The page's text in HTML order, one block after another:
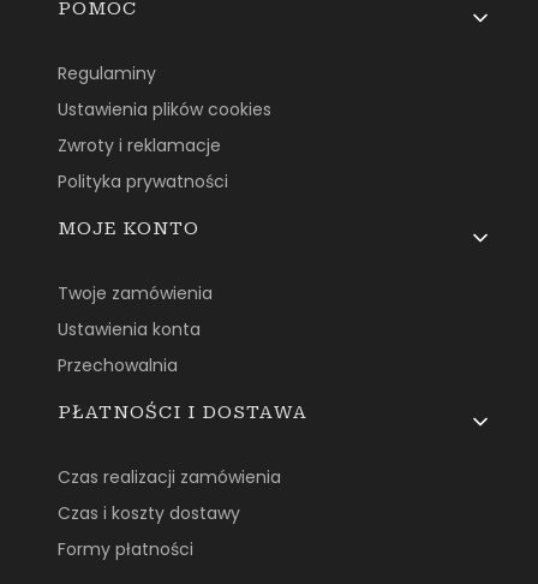
Linki w stopce
POMOC
Regulaminy
Ustawienia plików cookies
Zwroty i reklamacje
Polityka prywatności
MOJE KONTO
Twoje zamówienia
Ustawienia konta
Przechowalnia
PŁATNOŚCI I DOSTAWA
Czas realizacji zamówienia
Czas i koszty dostawy
Formy płatności